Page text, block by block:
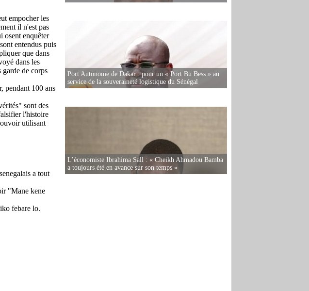
Port Autonome de Dakar : pour un « Port Bu Bess » au
service de la souveraineté logistique du Sénégal
L’économiste Ibrahima Sall : « Cheikh Ahmadou Bamba
a toujours été en avance sur son temps »